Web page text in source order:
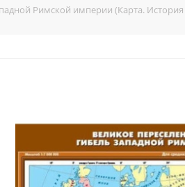
Римской империи (Карта. История